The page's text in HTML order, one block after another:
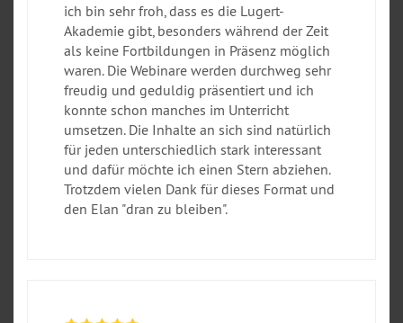
ich bin sehr froh, dass es die Lugert-
Akademie gibt, besonders während der Zeit
als keine Fortbildungen in Präsenz möglich
waren. Die Webinare werden durchweg sehr
freudig und geduldig präsentiert und ich
konnte schon manches im Unterricht
umsetzen. Die Inhalte an sich sind natürlich
für jeden unterschiedlich stark interessant
und dafür möchte ich einen Stern abziehen.
Trotzdem vielen Dank für dieses Format und
den Elan "dran zu bleiben".